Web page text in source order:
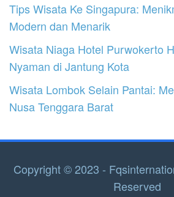
Tips Wisata Ke Singapura:
Modern dan Menarik
Wisata Niaga Hotel Purwokerto
Nyaman di Jantung Kota
Wisata Lombok Selain Pantai:
Nusa Tenggara Barat
Copyright © 2023 -
Reserved